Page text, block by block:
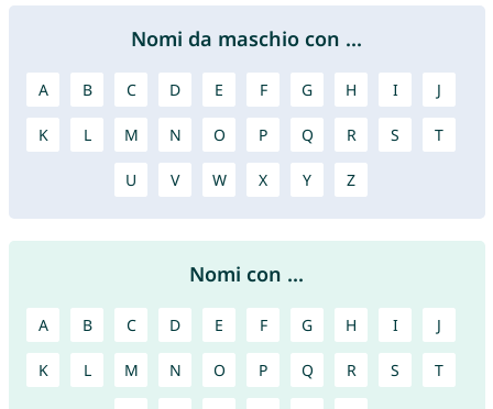
Nomi da maschio con ...
A B C D E F G H I J
K L M N O P Q R S T
U V W X Y Z
Nomi con ...
A B C D E F G H I J
K L M N O P Q R S T